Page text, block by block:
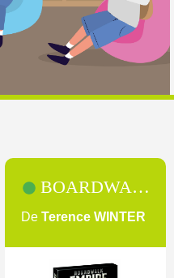
BOARDWALK EMPIRE - SAISON 3 [3]
De Terence WINTER